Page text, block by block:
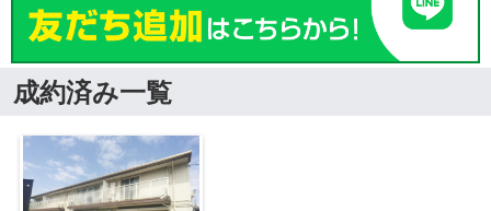
成約済み一覧